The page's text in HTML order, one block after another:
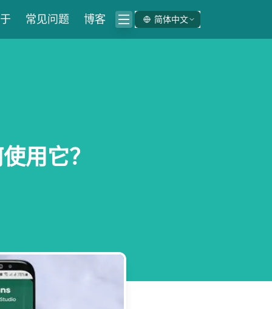
常见问题 博客 简体中文
用它？